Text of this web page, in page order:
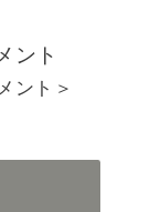
ント
ント＞